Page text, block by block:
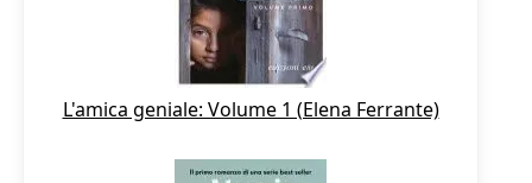
L'amica geniale: Volume 1 (Elena Ferrante)